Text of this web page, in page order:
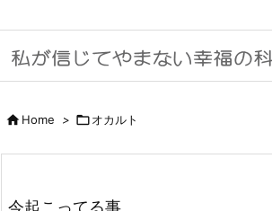
Home > オカルト
今起こってる事